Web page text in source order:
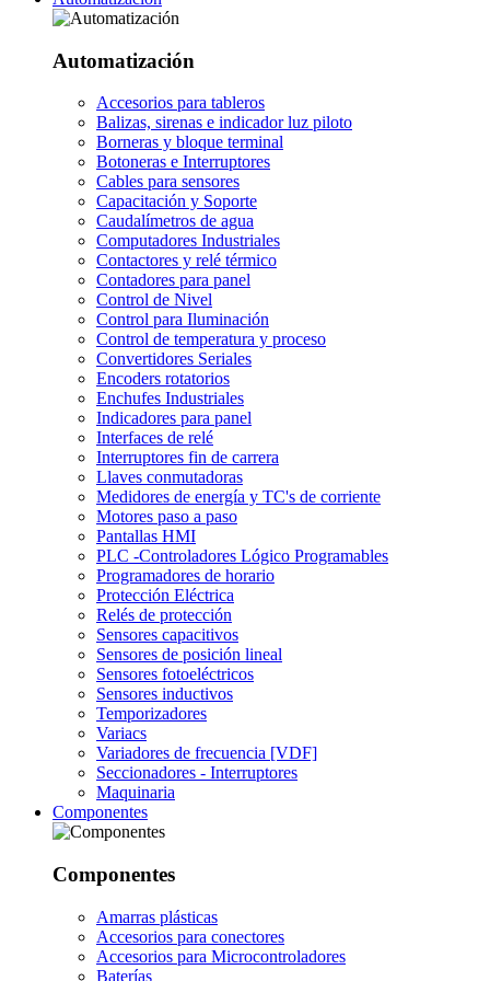
Automatización
Accesorios para tableros
Balizas, sirenas e indicador luz piloto
Borneras y bloque terminal
Botoneras e Interruptores
Cables para sensores
Capacitación y Soporte
Caudalímetros de agua
Computadores Industriales
Contactores y relé térmico
Contadores para panel
Control de Nivel
Control para Iluminación
Control de temperatura y proceso
Convertidores Seriales
Encoders rotatorios
Enchufes Industriales
Indicadores para panel
Interfaces de relé
Interruptores fin de carrera
Llaves conmutadoras
Medidores de energía y TC's de corriente
Motores paso a paso
Pantallas HMI
PLC -Controladores Lógico Programables
Programadores de horario
Protección Eléctrica
Relés de protección
Sensores capacitivos
Sensores de posición lineal
Sensores fotoeléctricos
Sensores inductivos
Temporizadores
Variacs
Variadores de frecuencia [VDF]
Seccionadores - Interruptores
Maquinaria
Componentes
Componentes
Amarras plásticas
Accesorios para conectores
Accesorios para Microcontroladores
Baterías